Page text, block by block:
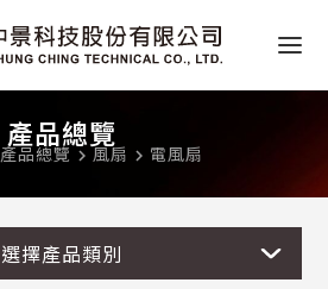
產品總覽
產品總覽 navigate_next 風扇 navigate_next 電風扇
選擇產品類別